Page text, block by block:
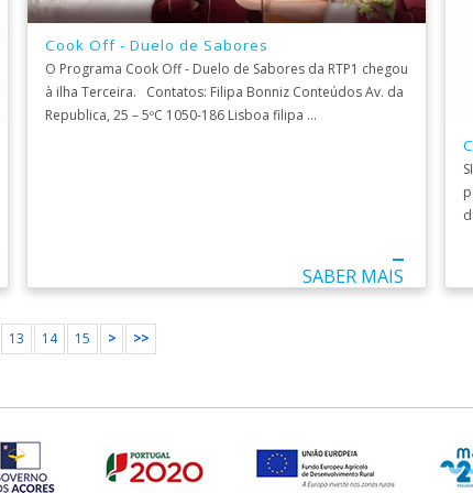
Cook Off - Duelo de Sabores
O Programa Cook Off - Duelo de Sabores da RTP1 chegou
à ilha Terceira. Contatos: Filipa Bonniz Conteúdos Av. da
Republica, 25 – 5ºC 1050-186 Lisboa filipa ...
SABER MAIS
13 14 15 > >>